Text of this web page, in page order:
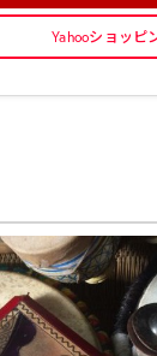
Yahooショッピ